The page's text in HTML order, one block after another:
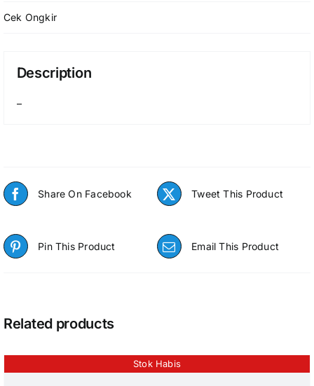
Cek Ongkir
Description
–
Share On Facebook Tweet This Product
Pin This Product Email This Product
Related products
Stok Habis